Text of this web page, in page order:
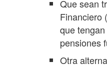
Que sean
Financiero
que
pensiones
Otra